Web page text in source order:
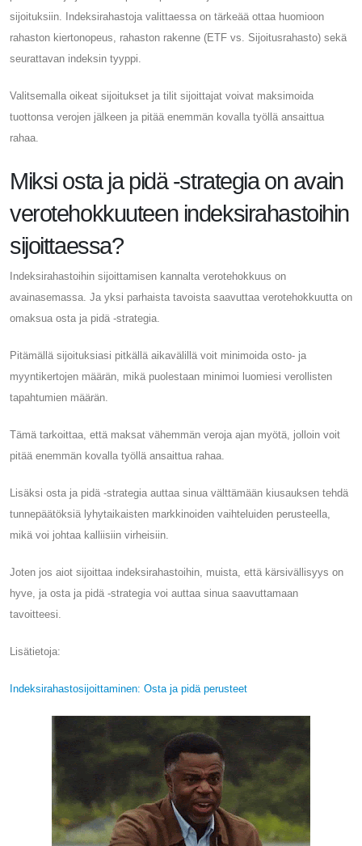
sijoituksiin. Indeksirahastoja valittaessa on tärkeää ottaa huomioon
rahaston kiertonopeus, rahaston rakenne (ETF vs. Sijoitusrahasto) sekä
seurattavan indeksin tyyppi.
Valitsemalla oikeat sijoitukset ja tilit sijoittajat voivat maksimoida
tuottonsa verojen jälkeen ja pitää enemmän kovalla työllä ansaittua
rahaa.
Miksi osta ja pidä -strategia on avain
verotehokkuuteen indeksirahastoihin
sijoittaessa?
Indeksirahastoihin sijoittamisen kannalta verotehokkuus on
avainasemassa. Ja yksi parhaista tavoista saavuttaa verotehokkuutta on
omaksua osta ja pidä -strategia.
Pitämällä sijoituksiasi pitkällä aikavälillä voit minimoida osto- ja
myyntikertojen määrän, mikä puolestaan ​​minimoi luomiesi verollisten
tapahtumien määrän.
Tämä tarkoittaa, että maksat vähemmän veroja ajan myötä, jolloin voit
pitää enemmän kovalla työllä ansaittua rahaa.
Lisäksi osta ja pidä -strategia auttaa sinua välttämään kiusauksen tehdä
tunnepäätöksiä lyhytaikaisten markkinoiden vaihteluiden perusteella,
mikä voi johtaa kalliisiin virheisiin.
Joten jos aiot sijoittaa indeksirahastoihin, muista, että kärsivällisyys on
hyve, ja osta ja pidä -strategia voi auttaa sinua saavuttamaan
tavoitteesi.
Lisätietoja:
Indeksirahastosijoittaminen: Osta ja pidä perusteet